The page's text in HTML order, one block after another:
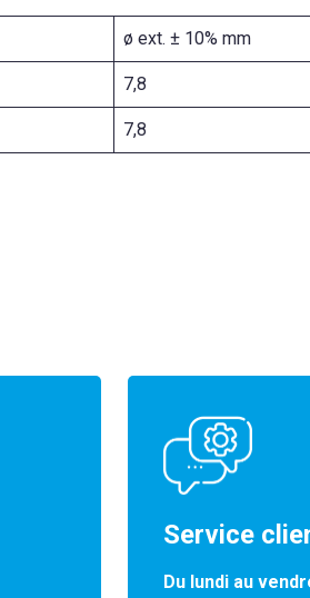
ø ext. ± 10% mm
7,8
7,8
Service
Du lundi au